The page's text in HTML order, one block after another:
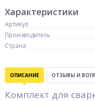
Характеристики
Артикул
Производитель
Страна
ОПИСАНИЕ ОТЗЫВЫ И
Комплект для